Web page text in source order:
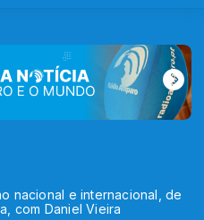
nacional e internacional, de
com Daniel Vieira